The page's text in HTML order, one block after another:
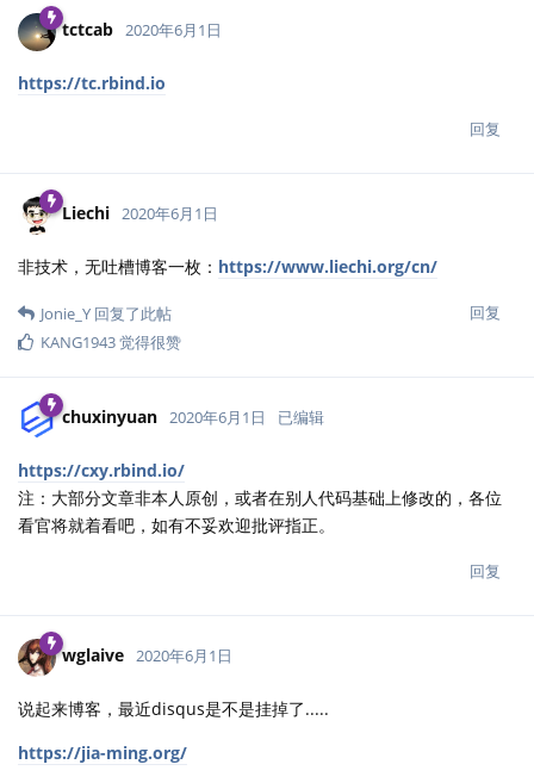
tctcab 2020年6月1日
https://tc.rbind.io
回复
Liechi 2020年6月1日
非技术，无吐槽博客一枚： https://www.liechi.org/cn/
回复
Jonie_Y 回复了此帖
KANG1943觉得很赞
chuxinyuan 2020年6月1日 已编辑
https://cxy.rbind.io/
注：大部分文章非本人原创，或者在别人代码基础上修改的，各位
看官将就着看吧，如有不妥欢迎批评指正。
回复
wglaive 2020年6月1日
说起来博客，最近disqus是不是挂掉了.....
https://jia-ming.org/